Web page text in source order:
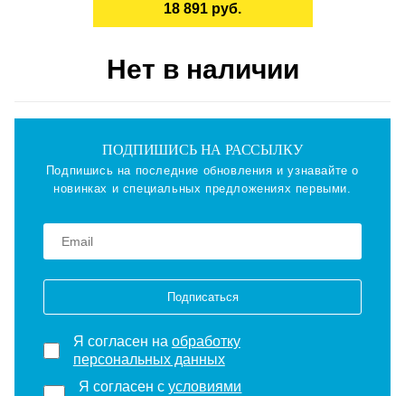
18 891 руб.
Нет в наличии
ПОДПИШИСЬ НА РАССЫЛКУ
Подпишись на последние обновления и узнавайте о
новинках и специальных предложениях первыми.
Подписаться
Я согласен на обработку
персональных данных
Я согласен сусловиями